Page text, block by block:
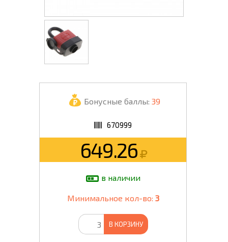
Бонусные баллы: 39
670999
649.26
в наличии
Минимальное кол-во: 3
В КОРЗИНУ